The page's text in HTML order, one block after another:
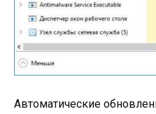
Автоматические